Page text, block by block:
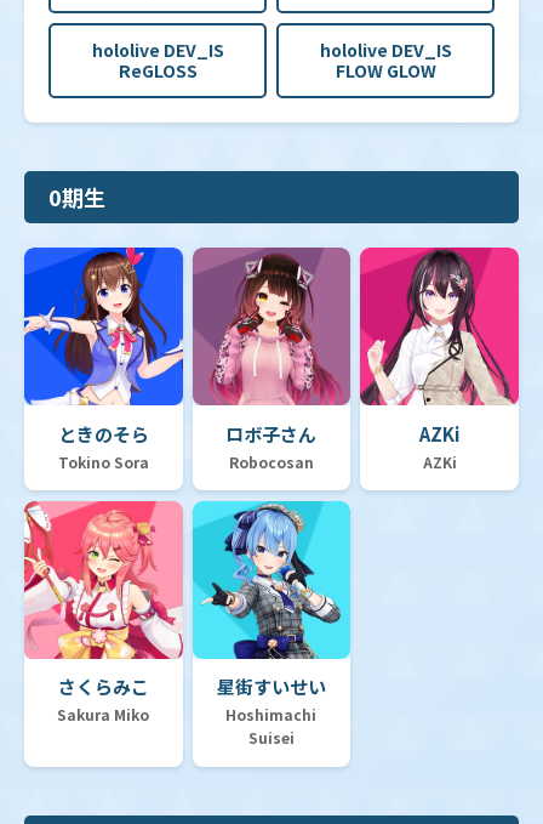
hololive DEV_IS
ReGLOSS
hololive DEV_IS
FLOW GLOW
0期生
ときのそら
Tokino Sora
ロボ子さん
Robocosan
AZKi
AZKi
さくらみこ
Sakura Miko
星街すいせい
Hoshimachi
Suisei